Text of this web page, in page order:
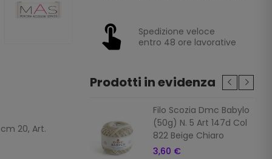
20, Art.
Spedizione veloce
entro 48 ore lavorative
Prodotti in evidenza
2116/15 Col 7
Filo Scozia Dmc Babylo
(50g) N. 5 Art 147d Col
822 Beige Chiaro
3,60 €